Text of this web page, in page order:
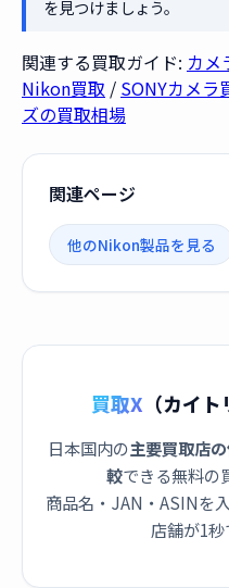
を見つけましょう。
関連する買取ガイド: カメ
Nikon買取 / SONYカメラ
ズの買取相場
関連ページ
他のNikon製品を見る
買取X （カイ
日本国内の主要買取店
較できる無料の
商品名・JAN・ASINを
店舗が1秒